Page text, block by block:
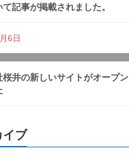
て記事が掲載されました。
6日
桜井の新しいサイトがオープン
イブ